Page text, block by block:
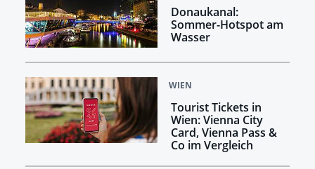
Donaukanal:
Sommer-Hotspot am
Wasser
WIEN
Tourist Tickets in
Wien: Vienna City
Card, Vienna Pass &
Co im Vergleich